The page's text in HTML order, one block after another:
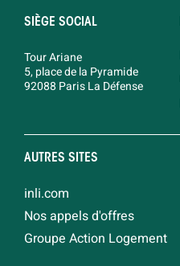
SIÈGE SOCIAL
Tour Ariane
5, place de la Pyramide
92088 Paris La Défense
AUTRES SITES
inli.com
Nos appels d'offres
Groupe Action Logement